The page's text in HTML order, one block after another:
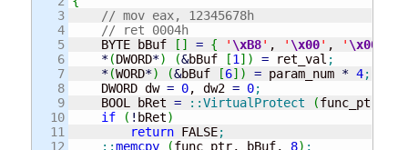
3
4
5
6
7
8
9
10
11
12
// mov eax, 12345678h
// ret 0004h
    BYTE bBuf
[ ] = { ' \xB8' , ' \x00' , ' \x00
*(DWORD*) (&bBuf [1] ) = ret_val ;
*(WORD*) (&bBuf [6] ) = param_num * 4;
    DWORD dw
= 0, dw2 = 0;
    BOOL bRet
= ::VirtualProtect (func_ptr,
if
( ! bRet)
return FALSE;
::memcpy (func_ptr, bBuf, 8) ;